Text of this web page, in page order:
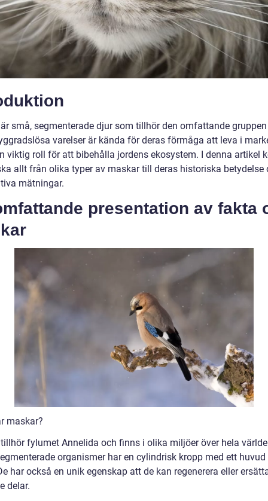
små, segmenterade djur som tillhör den omfattande
varelser är kända för deras förmåga att leva i
viktig roll för att bibehålla jordens ekosystem. I denna artikel
allt från olika typer av maskar till deras historiska betydelse
mätningar.
presentation av fakta
maskar?
fylumet Annelida och finns i olika miljöer över hela
organismer har en cylindrisk kropp med ett huvud
har också en unik egenskap att de kan regenerera eller
delar.